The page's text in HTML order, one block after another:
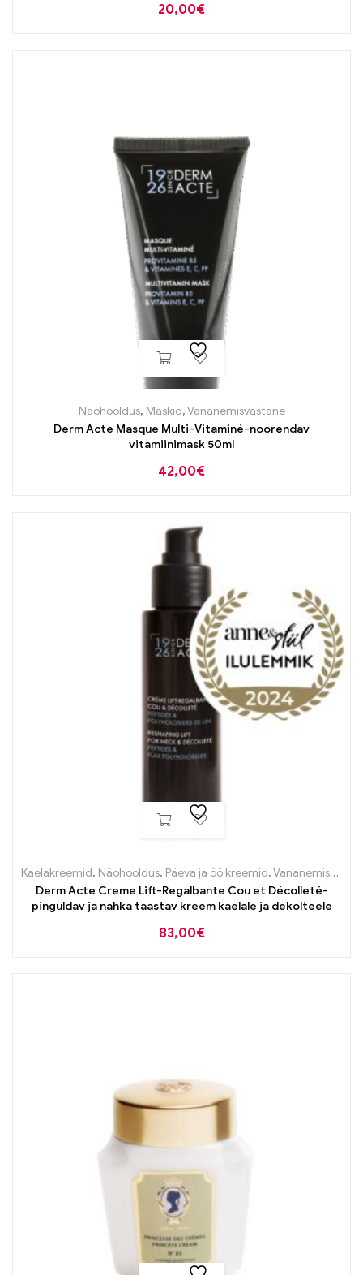
20,00€
Näohooldus, Maskid,Vananemisvastane
Derm Acte Masque Multi-Vitaminé-noorendav
vitamiinimask 50ml
42,00€
Kaelakreemid, Näohooldus, Päeva ja öö kreemid,Vananemisvastane
Derm Acte Creme Lift-Regalbante Cou et Décolleté-
pinguldav ja nahka taastav kreem kaelale ja dekolteele
83,00€